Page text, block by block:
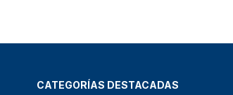
CATEGORÍAS DESTACADAS